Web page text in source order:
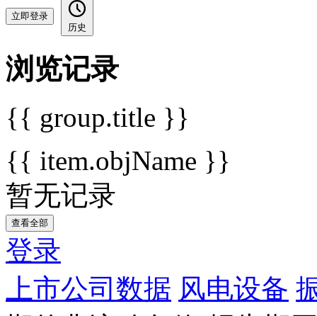
立即登录
历史
浏览记录
{{ group.title }}
{{ item.objName }}
暂无记录
查看全部
登录
上市公司数据 风电设备